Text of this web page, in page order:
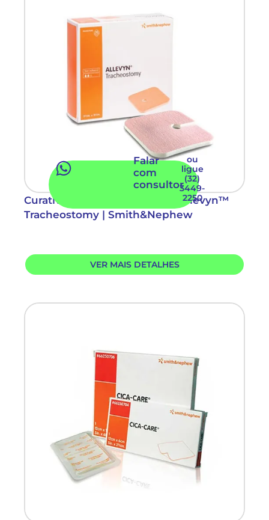
Curativo para Traqueostomia Allevyn™
Tracheostomy | Smith&Nephew
VER MAIS DETALHES
Falar
com
consultor
ou
ligue
(32)
3449-
2250